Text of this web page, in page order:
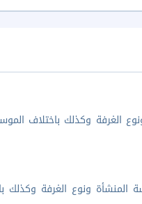
الغرفة وكذلك باختلاف
ونوع الغرفة وكذلك